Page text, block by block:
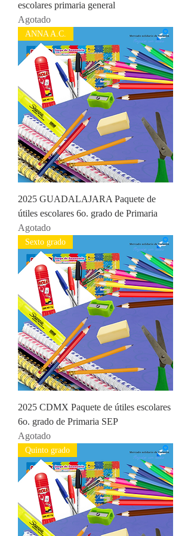
escolares primaria general
Agotado
ANNA A.C.
2025 GUADALAJARA Paquete de
útiles escolares 6o. grado de Primaria
Agotado
Sexto grado
2025 CDMX Paquete de útiles escolares
6o. grado de Primaria SEP
Agotado
Quinto grado